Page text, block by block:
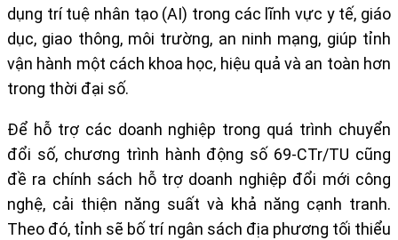
dụng trí tuệ nhân tạo (AI) trong các lĩnh vực y tế, giáo
dục, giao thông, môi trường, an ninh mạng, giúp tỉnh
vận hành một cách khoa học, hiệu quả và an toàn hơn
trong thời đại số.
Để hỗ trợ các doanh nghiệp trong quá trình chuyển
đổi số, chương trình hành động số 69-CTr/TU cũng
đề ra chính sách hỗ trợ doanh nghiệp đổi mới công
nghệ, cải thiện năng suất và khả năng cạnh tranh.
Theo đó, tỉnh sẽ bố trí ngân sách địa phương tối thiểu